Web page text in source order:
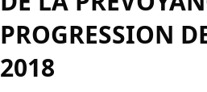
PROGRESSION
2018